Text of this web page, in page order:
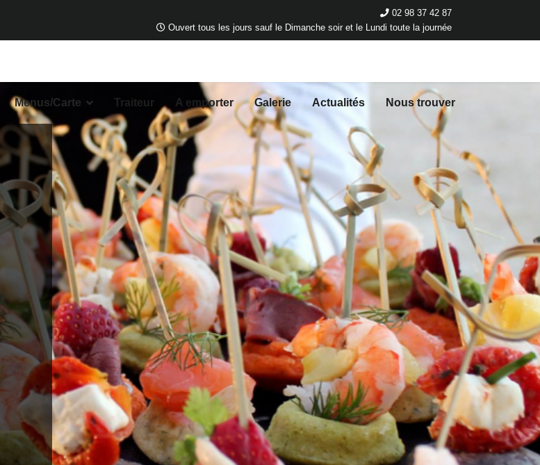
02 98 37 42 87
Ouvert tous les jours sauf le Dimanche soir et le Lundi toute la journée
Menus/Carte Traiteur A emporter Galerie Actualités Nous trouver